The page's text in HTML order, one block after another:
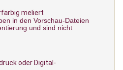
meliert
in den Vorschau-Dateien
und sind nicht
oder Digital-